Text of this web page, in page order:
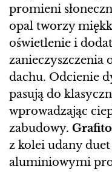
promieni
opal tworzy
oświetlenie i
zanieczyszczenia
dachu. Odcienie
pasują do
wprowadzając
zabudowy.
z kolei udany
aluminiowymi